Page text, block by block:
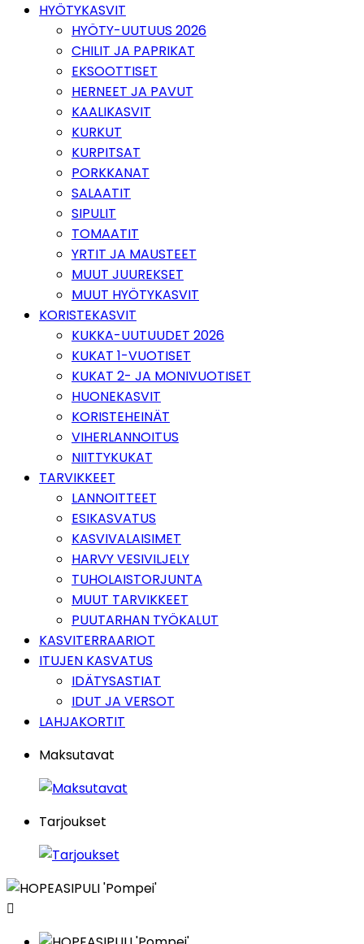
HYÖTYKASVIT
HYÖTY-UUTUUS 2026
CHILIT JA PAPRIKAT
EKSOOTTISET
HERNEET JA PAVUT
KAALIKASVIT
KURKUT
KURPITSAT
PORKKANAT
SALAATIT
SIPULIT
TOMAATIT
YRTIT JA MAUSTEET
MUUT JUUREKSET
MUUT HYÖTYKASVIT
KORISTEKASVIT
KUKKA-UUTUUDET 2026
KUKAT 1-VUOTISET
KUKAT 2- JA MONIVUOTISET
HUONEKASVIT
KORISTEHEINÄT
VIHERLANNOITUS
NIITTYKUKAT
TARVIKKEET
LANNOITTEET
ESIKASVATUS
KASVIVALAISIMET
HARVY VESIVILJELY
TUHOLAISTORJUNTA
MUUT TARVIKKEET
PUUTARHAN TYÖKALUT
KASVITERRAARIOT
ITUJEN KASVATUS
IDÄTYSASTIAT
IDUT JA VERSOT
LAHJAKORTIT
Maksutavat
Tarjoukset
